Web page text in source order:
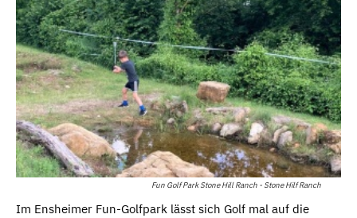
Fun Golf Park Stone Hill Ranch - Stone Hilf Ranch
Im Ensheimer Fun-Golfpark lässt sich Golf mal auf die